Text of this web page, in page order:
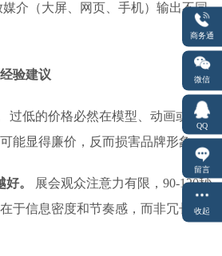
媒介（大屏、网页、手机）输出不同
验建议
过低的价格必然在模型、动画或渲染
能显得廉价，反而损害品牌形象。
。
展会观众注意力有限，90-120秒
于信息密度和节奏感，而非冗长拖
商务通
微信
QQ
留言
收起